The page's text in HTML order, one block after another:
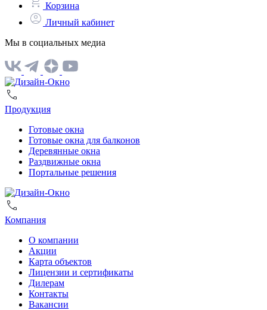
Корзина
Личный кабинет
Мы в социальных медиа
Продукция
Готовые окна
Готовые окна для балконов
Деревянные окна
Раздвижные окна
Портальные решения
Компания
О компании
Акции
Карта объектов
Лицензии и сертификаты
Дилерам
Контакты
Вакансии